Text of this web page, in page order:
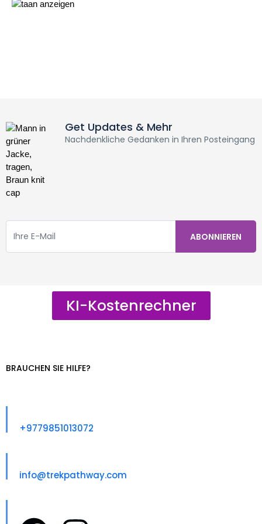
Get Updates & Mehr
Nachdenkliche Gedanken in Ihren Posteingang
KI-Kostenrechner
BRAUCHEN SIE HILFE?
+9779851013072
info@trekpathway.com